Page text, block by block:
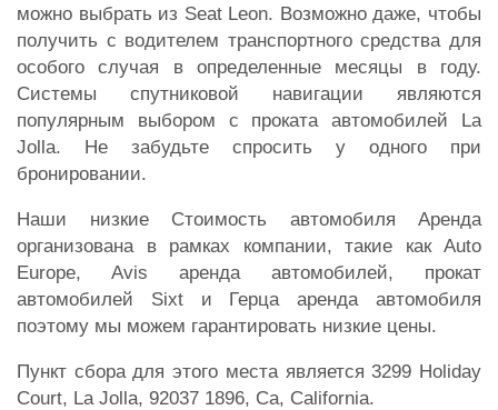
можно выбрать из Seat Leon. Возможно даже, чтобы
получить с водителем транспортного средства для
особого случая в определенные месяцы в году.
Системы спутниковой навигации являются
популярным выбором с проката автомобилей La
Jolla. Не забудьте спросить у одного при
бронировании.
Наши низкие Стоимость автомобиля Аренда
организована в рамках компании, такие как Auto
Europe, Avis аренда автомобилей, прокат
автомобилей Sixt и Герца аренда автомобиля
поэтому мы можем гарантировать низкие цены.
Пункт сбора для этого места является 3299 Holiday
Court, La Jolla, 92037 1896, Ca, California.